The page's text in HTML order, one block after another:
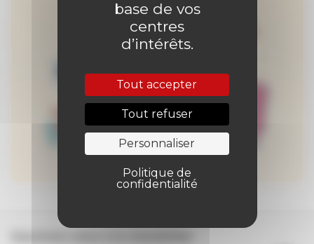
base de vos
centres
d’intérêts.
Tout accepter
Tout refuser
Personnaliser
Politique de
confidentialité